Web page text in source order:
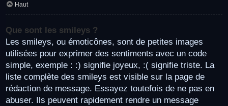
Haut
Que sont les smileys ?
Les smileys, ou émoticônes, sont de petites images
utilisées pour exprimer des sentiments avec un code
simple, exemple : :) signifie joyeux, :( signifie triste. La
liste complète des smileys est visible sur la page de
rédaction de message. Essayez toutefois de ne pas en
abuser. Ils peuvent rapidement rendre un message